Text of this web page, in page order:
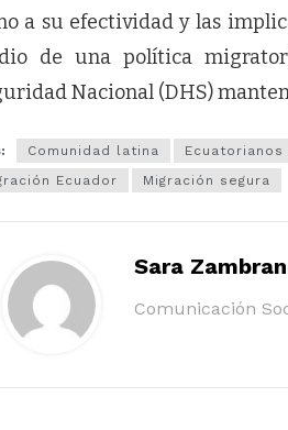
a su efectividad y las
de una política
Nacional (DHS)
Comunidad latina
Ecuador
Migración segura
Sara
Comunicación